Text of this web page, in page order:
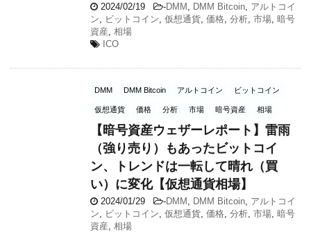
2024/02/19 -DMM DMM Bitcoin アルトコイ
ン
ビットコイン 仮想通貨 価格 分析 市場 暗号
資産 相場
ICO
DMM DMM Bitcoin アルトコイン ビットコイン
仮想通貨 価格 分析 市場 暗号資産 相場
【暗号資産ウェザーレポート】雷雨
（強り売り）もあったビットコイ
ン、トレンドは一転して晴れ（買
い）に変化【仮想通貨相場】
2024/01/29 -DMM DMM Bitcoin アルトコイ
ン
ビットコイン 仮想通貨 価格 分析 市場 暗号
資産 相場